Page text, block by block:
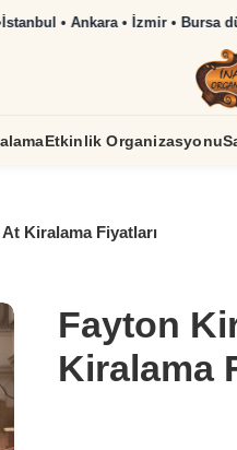
Etkinlik Organizasyonu
Kiralama Fiyatları
Fayton
Kiralama